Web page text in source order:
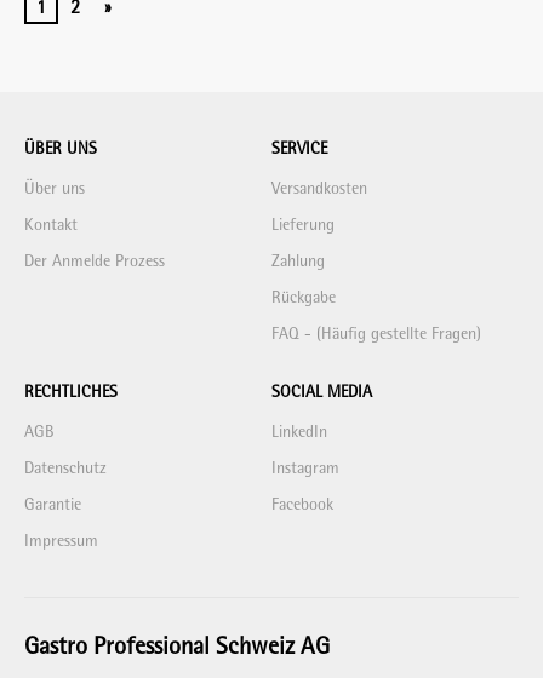
1 2 »
ÜBER UNS
Über uns
Kontakt
Der Anmelde Prozess
SERVICE
Versandkosten
Lieferung
Zahlung
Rückgabe
FAQ - (Häufig gestellte Fragen)
RECHTLICHES
AGB
Datenschutz
Garantie
Impressum
SOCIAL MEDIA
LinkedIn
Instagram
Facebook
Gastro Professional Schweiz AG